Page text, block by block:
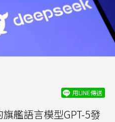
用LINE傳送
艦語言模型GPT-5發